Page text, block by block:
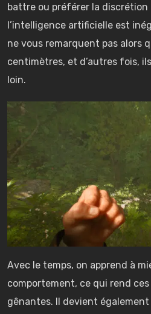
battre ou préférer la discrétion
l’intelligence artificielle est
ne vous remarquent pas alors
centimètres, et d’autres fois,
loin.
Avec le temps, on apprend à
comportement, ce qui rend
gênantes. Il devient